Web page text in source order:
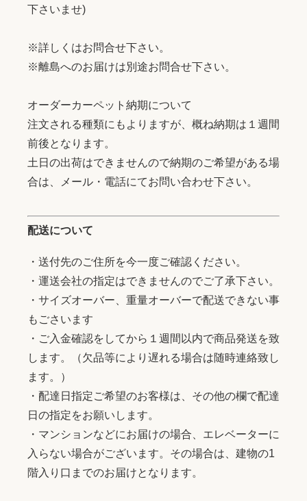
下さいませ)
※詳しくはお問合せ下さい。
※離島へのお届けは別途お問合せ下さい。
オーダーカーペット納期について
注文される種類にもよりますが、概ね納期は１週間
前後となります。
土日の出荷はできませんので納期のご希望がある場
合は、メール・電話にてお問い合わせ下さい。
配送について
・送付先のご住所を今一度ご確認ください。
・運送会社の指定はできませんのでご了承下さい。
・サイズオーバー、重量オーバーで配送できない事
もごさいます
・ご入金確認をしてから１週間以内で商品発送を致
します。（欠品等により遅れる場合は随時連絡致し
ます。）
・配達日指定ご希望のお客様は、その他の欄で配達
日の指定をお願いします。
・マンションなどにお届けの場合、エレベーターに
入らない場合がございます。その場合は、建物の1
階入り口までのお届けとなります。